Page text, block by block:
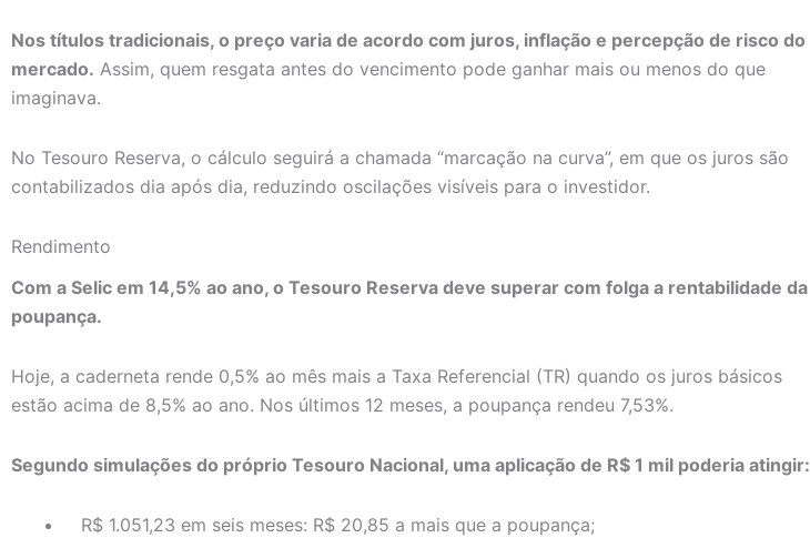
Nos títulos tradicionais, o preço varia de acordo com juros, inflação e percepção de risco do
mercado. Assim, quem resgata antes do vencimento pode ganhar mais ou menos do que
imaginava.
No Tesouro Reserva, o cálculo seguirá a chamada “marcação na curva”, em que os juros são
contabilizados dia após dia, reduzindo oscilações visíveis para o investidor.
Rendimento
Com a Selic em 14,5% ao ano, o Tesouro Reserva deve superar com folga a rentabilidade da
poupança.
Hoje, a caderneta rende 0,5% ao mês mais a Taxa Referencial (TR) quando os juros básicos
estão acima de 8,5% ao ano. Nos últimos 12 meses, a poupança rendeu 7,53%.
Segundo simulações do próprio Tesouro Nacional, uma aplicação de R$ 1 mil poderia atingir:
R$ 1.051,23 em seis meses: R$ 20,85 a mais que a poupança;